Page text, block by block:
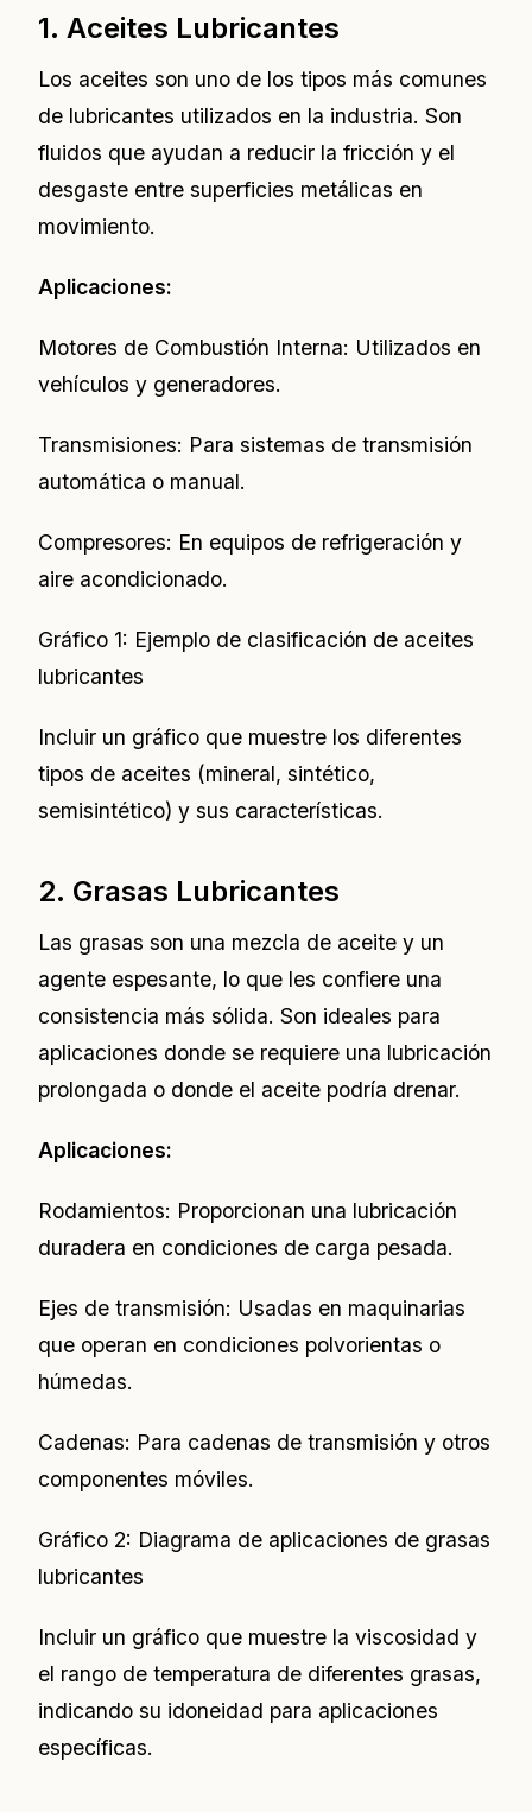
1. Aceites Lubricantes
Los aceites son uno de los tipos más comunes
de lubricantes utilizados en la industria. Son
fluidos que ayudan a reducir la fricción y el
desgaste entre superficies metálicas en
movimiento.
Aplicaciones:
Motores de Combustión Interna: Utilizados en
vehículos y generadores.
Transmisiones: Para sistemas de transmisión
automática o manual.
Compresores: En equipos de refrigeración y
aire acondicionado.
Gráfico 1: Ejemplo de clasificación de aceites
lubricantes
Incluir un gráfico que muestre los diferentes
tipos de aceites (mineral, sintético,
semisintético) y sus características.
2. Grasas Lubricantes
Las grasas son una mezcla de aceite y un
agente espesante, lo que les confiere una
consistencia más sólida. Son ideales para
aplicaciones donde se requiere una lubricación
prolongada o donde el aceite podría drenar.
Aplicaciones:
Rodamientos: Proporcionan una lubricación
duradera en condiciones de carga pesada.
Ejes de transmisión: Usadas en maquinarias
que operan en condiciones polvorientas o
húmedas.
Cadenas: Para cadenas de transmisión y otros
componentes móviles.
Gráfico 2: Diagrama de aplicaciones de grasas
lubricantes
Incluir un gráfico que muestre la viscosidad y
el rango de temperatura de diferentes grasas,
indicando su idoneidad para aplicaciones
específicas.